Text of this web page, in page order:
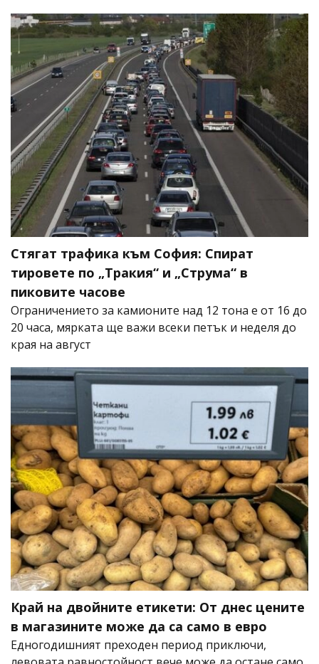
Стягат трафика към София: Спират
тировете по „Тракия“ и „Струма“ в
пиковите часове
Ограничението за камионите над 12 тона е от 16 до
20 часа, мярката ще важи всеки петък и неделя до
края на август
Край на двойните етикети: От днес цените
в магазините може да са само в евро
Едногодишният преходен период приключи,